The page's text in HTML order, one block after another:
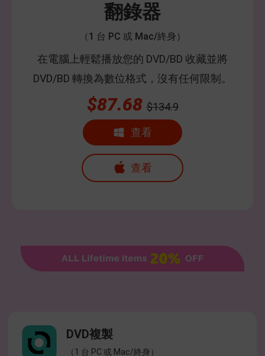
翻錄器
（1 台 PC 或 Mac/終身）
在電腦上輕鬆播放您的 DVD/BD 收藏並將
DVD/BD 轉換為數位格式，沒有任何限制。
$87.68$134.9
查看
查看
DVD複製
（1 台 PC 或 Mac/終身）